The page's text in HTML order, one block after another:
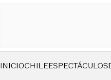
INICIOCHILEESPECTÁCULOS